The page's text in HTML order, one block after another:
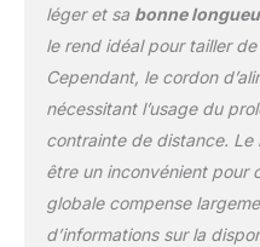
léger et sa bonne
le rend idéal pour tailler
Cependant, le cordon
nécessitant l’usage du
contrainte de distance. Le
être un inconvénient pour
globale compense
d’informations sur la